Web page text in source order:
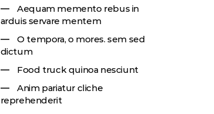
Aequam memento rebus in
arduis servare mentem
O tempora, o mores. sem sed
dictum
Food truck quinoa nesciunt
Anim pariatur cliche
reprehenderit